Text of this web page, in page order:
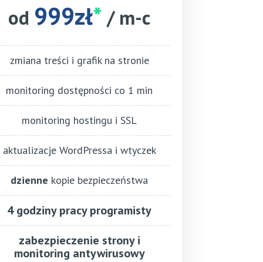
od 999zł* / m-c
zmiana treści i grafik na stronie
monitoring dostępności co 1 min
monitoring hostingu i SSL
aktualizacje WordPressa i wtyczek
dzienne kopie bezpieczeństwa
4 godziny pracy programisty
zabezpieczenie strony i
monitoring antywirusowy